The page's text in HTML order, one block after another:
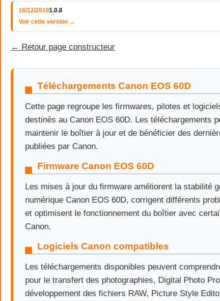
16/12/20101.0.8
Voir cette version →
← Retour page constructeur
Téléchargements Canon EOS 60D
Cette page regroupe les firmwares, pilotes et
destinés au Canon EOS 60D. Les téléchargements
maintenir le boîtier à jour et de bénéficier des
publiées par Canon.
Firmware Canon EOS 60D
Les mises à jour du firmware améliorent la stabilité
numérique Canon EOS 60D, corrigent différents
et optimisent le fonctionnement du boîtier avec
Canon.
Logiciels Canon compatibles
Les téléchargements disponibles peuvent
pour le transfert des photographies, Digital Photo
développement des fichiers RAW, Picture Style